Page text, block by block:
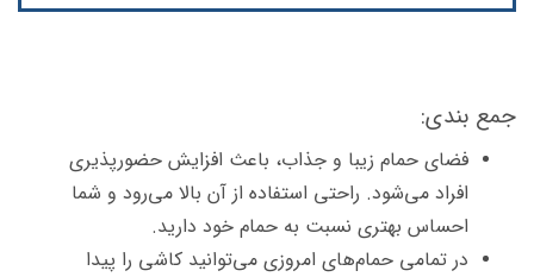
جمع بندی:
فضای حمام زیبا و جذاب، باعث افزایش حضورپذیری
افراد می‌شود. راحتی استفاده از آن بالا می‌رود و شما
احساس بهتری نسبت به حمام خود دارید.
در تمامی حمام‌های امروزی می‌توانید کاشی را پیدا